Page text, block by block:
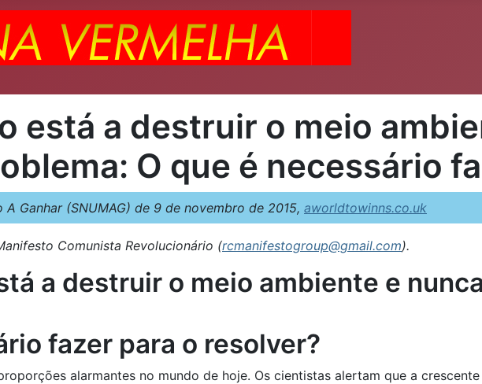
está a destruir o meio
O que é necessário
Ganhar (SNUMAG) de 9 de novembro de 2015, aworldtowinns.co.uk
Comunista Revolucionário (rcmanifestogroup@gmail.com).
a destruir o meio ambiente e
fazer para o resolver?
alarmantes no mundo de hoje. Os cientistas alertam que a